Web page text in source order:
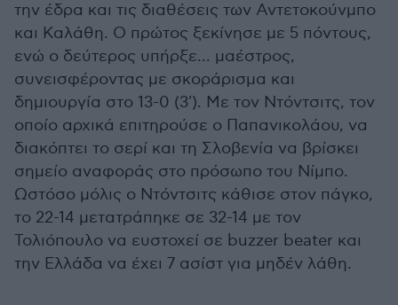
την έδρα και τις διαθέσεις των Αντετοκούνμπο
και Καλάθη. Ο πρώτος ξεκίνησε με 5 πόντους,
ενώ ο δεύτερος υπήρξε... μαέστρος,
συνεισφέροντας με σκοράρισμα και
δημιουργία στο 13-0 (3'). Με τον Ντόντσιτς, τον
οποίο αρχικά επιτηρούσε ο Παπανικολάου, να
διακόπτει το σερί και τη Σλοβενία να βρίσκει
σημείο αναφοράς στο πρόσωπο του Νίμπο.
Ωστόσο μόλις ο Ντόντσιτς κάθισε στον πάγκο,
το 22-14 μετατράπηκε σε 32-14 με τον
Τολιόπουλο να ευστοχεί σε buzzer beater και
την Ελλάδα να έχει 7 ασίστ για μηδέν λάθη.